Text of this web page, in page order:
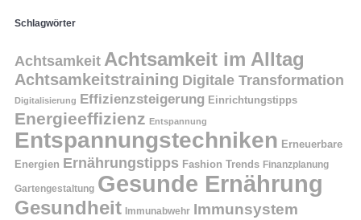
Schlagwörter
Achtsamkeit Achtsamkeit im Alltag
Achtsamkeitstraining Digitale Transformation
Digitalisierung Effizienzsteigerung Einrichtungstipps
Energieeffizienz Entspannung
Entspannungstechniken Erneuerbare
Energien Ernährungstipps Fashion Trends Finanzplanung
Gartengestaltung Gesunde Ernährung
Gesundheit Immunabwehr Immunsystem